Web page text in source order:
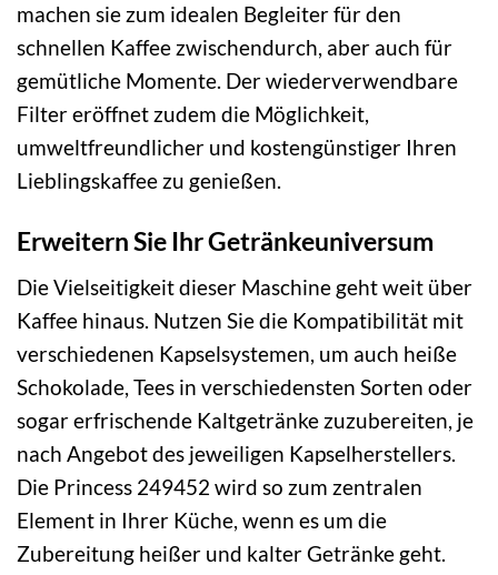
machen sie zum idealen Begleiter für den
schnellen Kaffee zwischendurch, aber auch für
gemütliche Momente. Der wiederverwendbare
Filter eröffnet zudem die Möglichkeit,
umweltfreundlicher und kostengünstiger Ihren
Lieblingskaffee zu genießen.
Erweitern Sie Ihr Getränkeuniversum
Die Vielseitigkeit dieser Maschine geht weit über
Kaffee hinaus. Nutzen Sie die Kompatibilität mit
verschiedenen Kapselsystemen, um auch heiße
Schokolade, Tees in verschiedensten Sorten oder
sogar erfrischende Kaltgetränke zuzubereiten, je
nach Angebot des jeweiligen Kapselherstellers.
Die Princess 249452 wird so zum zentralen
Element in Ihrer Küche, wenn es um die
Zubereitung heißer und kalter Getränke geht.